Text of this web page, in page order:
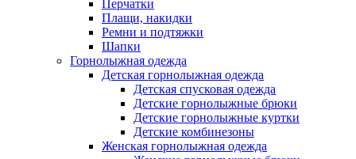
Перчатки
Плащи, накидки
Ремни и подтяжки
Шапки
Горнолыжная одежда
Детская горнолыжная одежда
Детская спусковая одежда
Детские горнолыжные брюки
Детские горнолыжные куртки
Детские комбинезоны
Женская горнолыжная одежда